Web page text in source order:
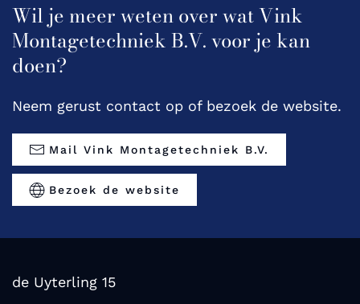
Wil je meer weten over wat Vink
Montagetechniek B.V. voor je kan
doen?
Neem gerust contact op of bezoek de website.
Mail Vink Montagetechniek B.V.
Bezoek de website
de Uyterling 15